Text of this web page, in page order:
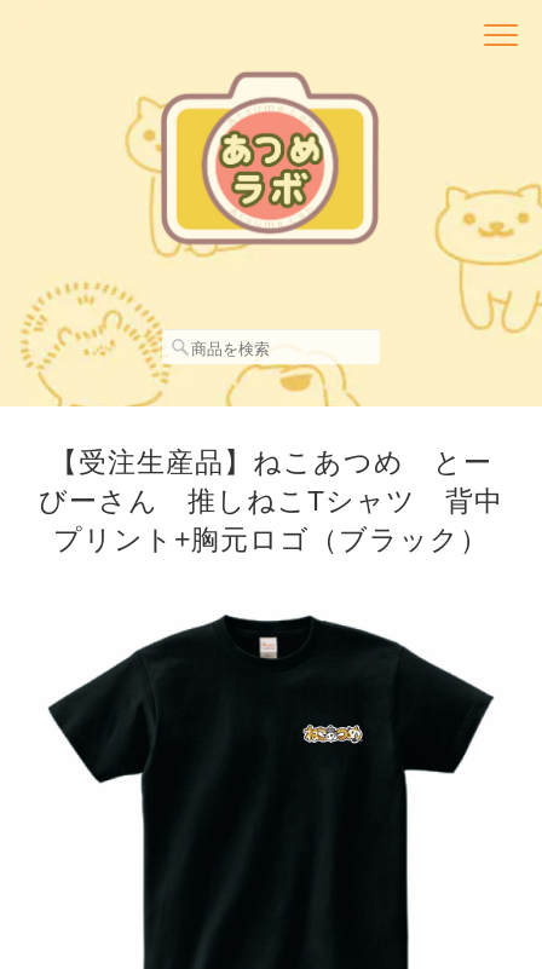
【受注生産品】ねこあつめ とー
びーさん 推しねこTシャツ 背中
プリント+胸元ロゴ（ブラック）